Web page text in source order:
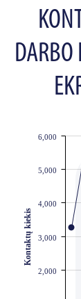
DARBO
2,000
3,000
4,000
5,000
6,000
Kontaktų kiekis
JS